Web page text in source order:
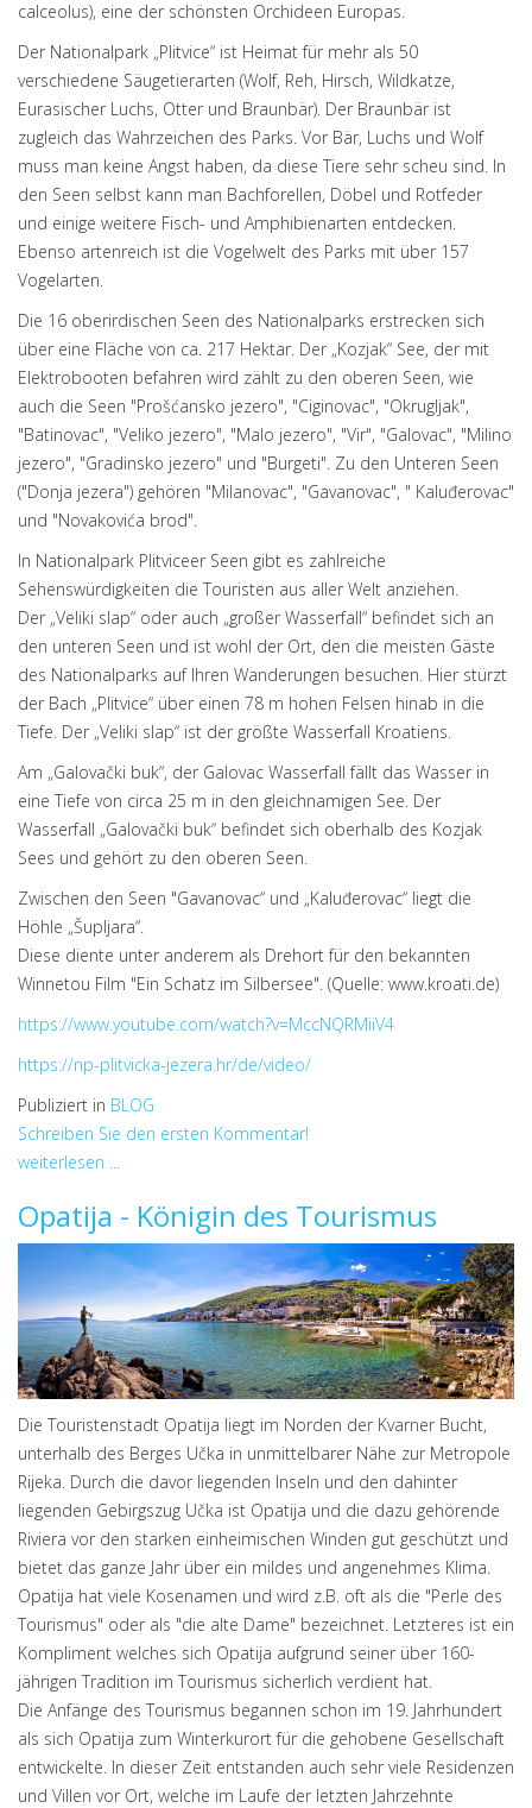
calceolus), eine der schönsten Orchideen Europas.
Der Nationalpark „Plitvice“ ist Heimat für mehr als 50
verschiedene Säugetierarten (Wolf, Reh, Hirsch, Wildkatze,
Eurasischer Luchs, Otter und Braunbär). Der Braunbär ist
zugleich das Wahrzeichen des Parks. Vor Bär, Luchs und Wolf
muss man keine Angst haben, da diese Tiere sehr scheu sind. In
den Seen selbst kann man Bachforellen, Döbel und Rotfeder
und einige weitere Fisch- und Amphibienarten entdecken.
Ebenso artenreich ist die Vogelwelt des Parks mit über 157
Vogelarten.
Die 16 oberirdischen Seen des Nationalparks erstrecken sich
über eine Fläche von ca. 217 Hektar. Der „Kozjak“ See, der mit
Elektrobooten befahren wird zählt zu den oberen Seen, wie
auch die Seen "Prošćansko jezero", "Ciginovac", "Okrugljak",
"Batinovac", "Veliko jezero", "Malo jezero", "Vir", "Galovac", "Milino
jezero", "Gradinsko jezero" und "Burgeti". Zu den Unteren Seen
("Donja jezera") gehören "Milanovac", "Gavanovac", " Kaluđerovac"
und "Novakovića brod".
In Nationalpark Plitviceer Seen gibt es zahlreiche
Sehenswürdigkeiten die Touristen aus aller Welt anziehen.
Der „Veliki slap“ oder auch „großer Wasserfall“ befindet sich an
den unteren Seen und ist wohl der Ort, den die meisten Gäste
des Nationalparks auf Ihren Wanderungen besuchen. Hier stürzt
der Bach „Plitvice“ über einen 78 m hohen Felsen hinab in die
Tiefe. Der „Veliki slap“ ist der größte Wasserfall Kroatiens.
Am „Galovački buk“, der Galovac Wasserfall fällt das Wasser in
eine Tiefe von circa 25 m in den gleichnamigen See. Der
Wasserfall „Galovački buk“ befindet sich oberhalb des Kozjak
Sees und gehört zu den oberen Seen.
Zwischen den Seen "Gavanovac“ und „Kaluđerovac“ liegt die
Höhle „Šupljara“.
Diese diente unter anderem als Drehort für den bekannten
Winnetou Film "Ein Schatz im Silbersee". (Quelle: www.kroati.de)
https://www.youtube.com/watch?v=MccNQRMiiV4
https://np-plitvicka-jezera.hr/de/video/
Publiziert in BLOG
Schreiben Sie den ersten Kommentar!
weiterlesen ...
Opatija - Königin des Tourismus
Die Touristenstadt Opatija liegt im Norden der Kvarner Bucht,
unterhalb des Berges Učka in unmittelbarer Nähe zur Metropole
Rijeka. Durch die davor liegenden Inseln und den dahinter
liegenden Gebirgszug Učka ist Opatija und die dazu gehörende
Riviera vor den starken einheimischen Winden gut geschützt und
bietet das ganze Jahr über ein mildes und angenehmes Klima.
Opatija hat viele Kosenamen und wird z.B. oft als die "Perle des
Tourismus" oder als "die alte Dame" bezeichnet. Letzteres ist ein
Kompliment welches sich Opatija aufgrund seiner über 160-
jährigen Tradition im Tourismus sicherlich verdient hat.
Die Anfänge des Tourismus begannen schon im 19. Jahrhundert
als sich Opatija zum Winterkurort für die gehobene Gesellschaft
entwickelte. In dieser Zeit entstanden auch sehr viele Residenzen
und Villen vor Ort, welche im Laufe der letzten Jahrzehnte